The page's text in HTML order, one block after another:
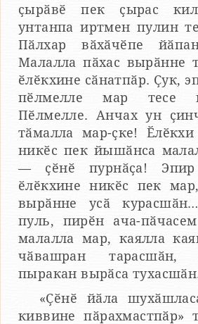
ҫырӑвӗ пек ҫырас
унтанпа иртмен пулин
Пӑлхар вӑхӑчӗпе
Малалла пӑхас вырӑнне
ӗлӗкхине сӑнатпӑр. Ҫук,
пӗлмелле мар тесе
Пӗлмелле. Анчах ун
тӑмалла мар-ҫке!
никӗс пек йышӑнса
— ҫӗнӗ пурнӑҫа!
ӗлӗкхине никӗс пек
вырӑнне усӑ
пуль, пирӗн ача-
малалла мар, каялла
чӑвашран тарасшӑн,
пыракан вырӑса
«Ҫӗнӗ йӑла
киввине пӑрахмастпӑр»